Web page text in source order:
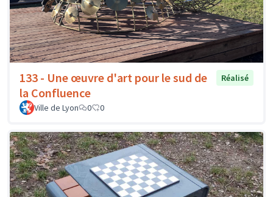
133 - Une œuvre d'art pour le sud de
la Confluence
Réalisé
Ville de Lyon 0 0